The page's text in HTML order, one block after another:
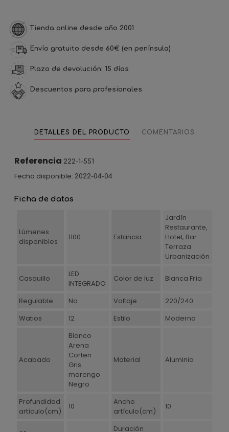
Tienda online desde año 2001
Envío gratuito desde 60€ (en península)
Plazo de devolución: 15 días
Descuentos para profesionales
DETALLES DEL PRODUCTO COMENTARIOS
Referencia 222-1-551
Fecha disponible: 2022-04-04
Ficha de datos
Lúmenes
disponibles
1100 Estancia
Jardín
Restaurante,
Hotel, Bar
Terraza
Urbanización
Casquillo
LED
INTEGRADO
Color de luz Blanca Fría
Regulable No Voltaje
220/240
Watios
12 Estilo Moderno
Acabado
Blanco
Arena
Corten
Gris
marengo
Negro
Material Aluminio
Profundidad
artículo(cm)
10
Ancho
artículo(cm)
10
Duración